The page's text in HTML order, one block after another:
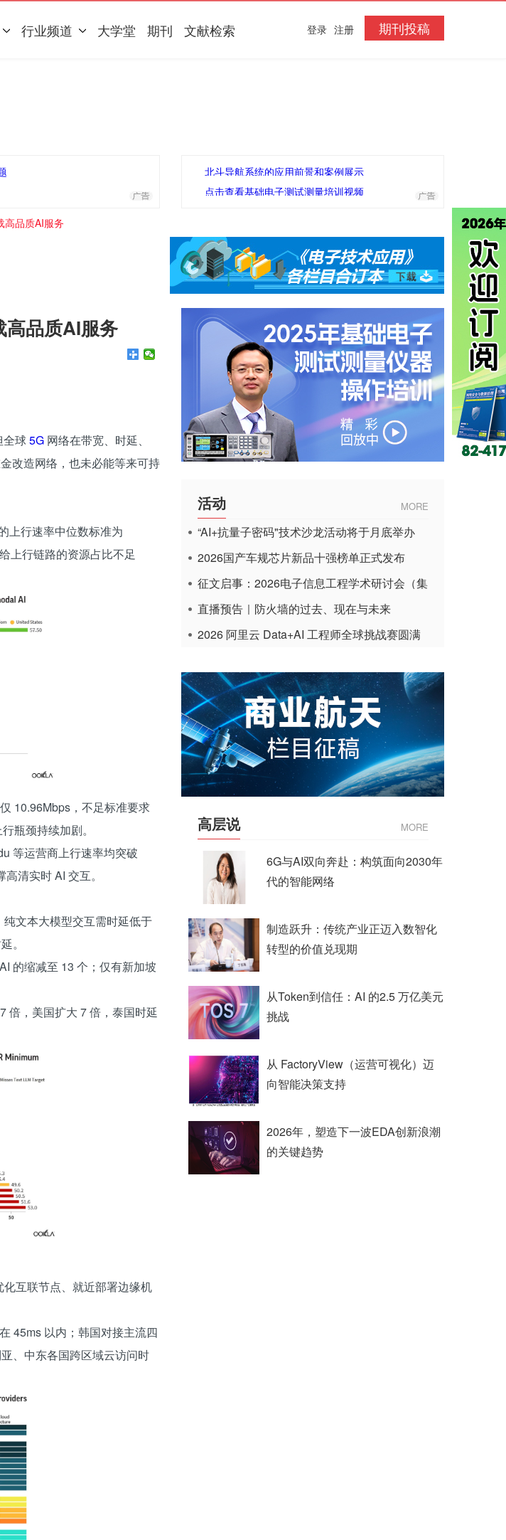
行业频道 大学堂 期刊 文献检索 期刊投稿
登录 注册
北斗导航系统的应用前景和案例展示
点击查看基础电子测试测量培训视频
高品质AI服务
高品质AI服务
全球5G 网络在带宽、时延、
改造网络，也未必能等来可持
上行速率中位数标准为
上行链路的资源占比不足
10.96Mbps，不足标准要求
瓶颈持续加剧。
等运营商上行速率均突破
清实时 AI 交互。
文本大模型交互需时延低于
。
的缩减至 13 个；仅有新加坡
倍，美国扩大 7 倍，泰国时延
互联节点、就近部署边缘机
45ms 以内；韩国对接主流四
、中东各国跨区域云访问时
活动 MORE
“AI+抗量子密码"技术沙龙活动将于月底举办
2026国产车规芯片新品十强榜单正式发布
征文启事：2026电子信息工程学术研讨会（集
成电路应用杂志）
直播预告｜防火墙的过去、现在与未来
2026 阿里云 Data+AI 工程师全球挑战赛圆满
高层说 MORE
6G与AI双向奔赴：构筑面向2030年
代的智能网络
制造跃升：传统产业正迈入数智化
转型的价值兑现期
从Token到信任：AI 的2.5 万亿美元
挑战
从 FactoryView（运营可视化）迈
向智能决策支持
2026年，塑造下一波EDA创新浪潮
的关键趋势